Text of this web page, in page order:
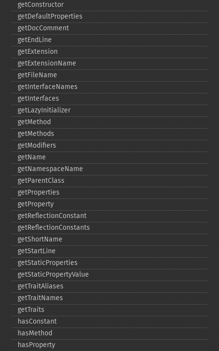
getConstructor
getDefaultProperties
getDocComment
getEndLine
getExtension
getExtensionName
getFileName
getInterfaceNames
getInterfaces
getLazyInitializer
getMethod
getMethods
getModifiers
getName
getNamespaceName
getParentClass
getProperties
getProperty
getReflectionConstant
getReflectionConstants
getShortName
getStartLine
getStaticProperties
getStaticPropertyValue
getTraitAliases
getTraitNames
getTraits
hasConstant
hasMethod
hasProperty